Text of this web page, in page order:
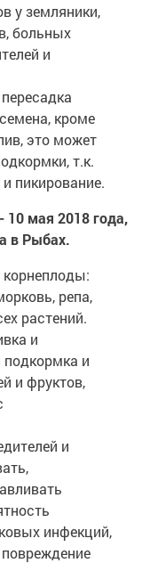
у земляники,
больных
и
кроме
это может
т.к.
пикирование.
10 мая 2018 года,
в Рыбах.
репа,
растений.
и
подкормка и
и фруктов,
и
инфекций,